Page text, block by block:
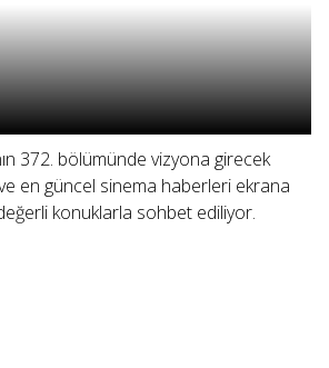
372. bölümünde vizyona girecek
en güncel sinema haberleri ekrana
konuklarla sohbet ediliyor.